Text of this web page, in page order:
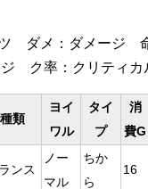
ツ ダメ：ダメージ
ジ ク率：クリティカ
種類
ヨイ
ワル
タイ
プ
消
費G
ンス
ノー
マル
ちか
ら
16